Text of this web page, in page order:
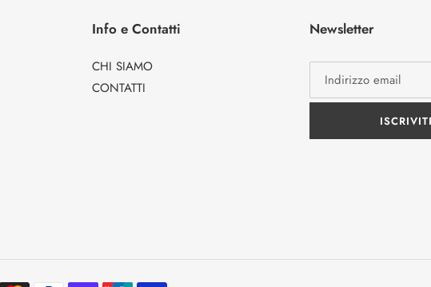
Info e Contatti
CHI SIAMO
CONTATTI
Newsletter
ISCRIVITI